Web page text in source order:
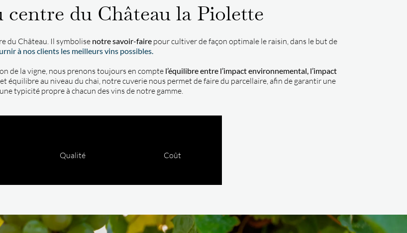
centre du Château la Piolette
du Château. Il symbolise notre savoir-fairepour cultiver de façon optimale le raisin, dans le but de
à nos clients les meilleurs vins possibles.
de la vigne, nous prenons toujours en compte l’équilibre entre l’impact environnemental, l’impact
équilibre au niveau du chai, notre cuverie nous permet de faire du parcellaire, afin de garantir une
typicité propre à chacun des vins de notre gamme.
Qualité Coût